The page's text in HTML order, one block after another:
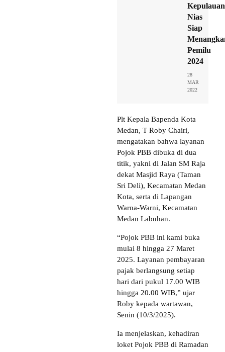
Kepulauan
Nias
Siap
Pemilu
2024
28
MAR
2022
Plt Kepala Bapenda Kota
Medan, T Roby Chairi,
mengatakan bahwa layanan
Pojok PBB dibuka di dua
titik, yakni di Jalan SM Raja
dekat Masjid Raya (Taman
Sri Deli), Kecamatan Medan
Kota, serta di Lapangan
Warna-Warni, Kecamatan
Medan Labuhan.
“Pojok PBB ini kami buka
mulai 8 hingga 27 Maret
2025. Layanan pembayaran
pajak berlangsung setiap
hari dari pukul 17.00 WIB
hingga 20.00 WIB,” ujar
Roby kepada wartawan,
Senin (10/3/2025).
Ia menjelaskan, kehadiran
loket Pojok PBB di Ramadan